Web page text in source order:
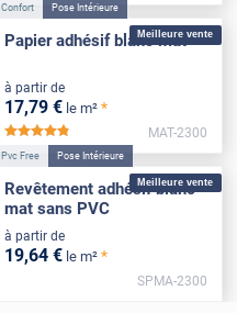
Meilleure vente
Confort Pose Intérieure
Papier adhésif blanc mat
à partir de
17,79 € le m² *
*****
MAT-2300
Meilleure vente
Pvc Free Pose Intérieure
Revêtement adhésif blanc
mat sans PVC
à partir de
19,64 € le m² *
SPMA-2300